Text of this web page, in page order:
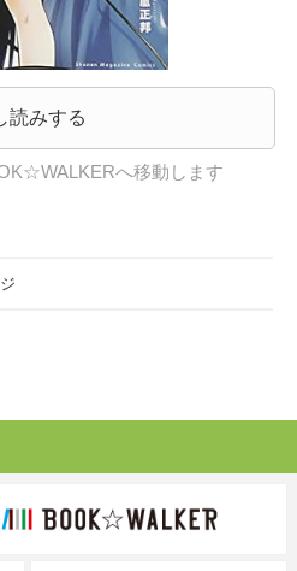
読みする
へ移動します